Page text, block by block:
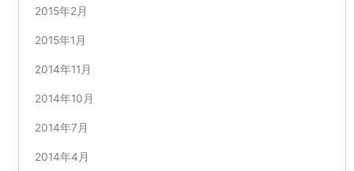
2015年2月
2015年1月
2014年11月
2014年10月
2014年7月
2014年4月